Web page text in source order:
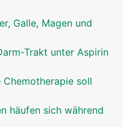
Galle, Magen und
Trakt unter Aspirin
Chemotherapie soll
häufen sich während